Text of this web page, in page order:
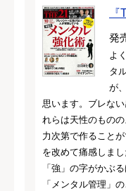
発
よ
タ
が
思います。ブレな
れらは天性のもの
力次第で作ること
を改めて痛感しま
「強」の字がかぶ
「メンタル管理」